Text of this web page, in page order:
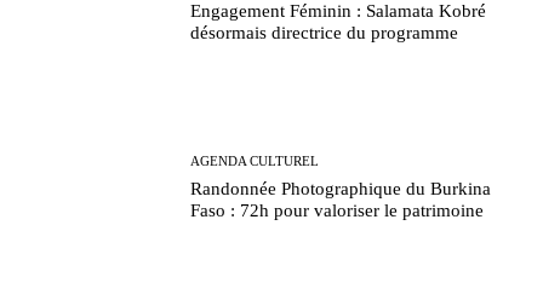
Engagement Féminin : Salamata Kobré
désormais directrice du programme
AGENDA CULTUREL
Randonnée Photographique du Burkina
Faso : 72h pour valoriser le patrimoine